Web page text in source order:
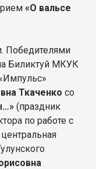
«О вальсе
Победителями
Биликтуй МКУК
Ткаченко со
(праздник
по работе с